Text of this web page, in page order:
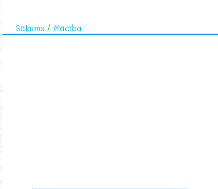
Sākums Mācība